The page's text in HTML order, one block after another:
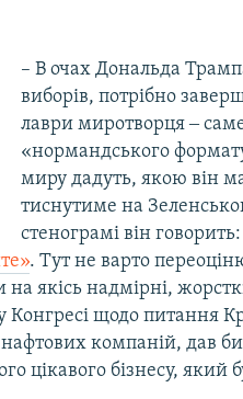
– В очах Дональда
виборів, потрібно
лаври миротворця ‒
«нормандського
миру дадуть, якою він
тиснутиме на
стенограмі він говорить:
. Тут не варто
якісь надмірні,
Конгресі щодо питання
компаній, дав
цікавого бізнесу,